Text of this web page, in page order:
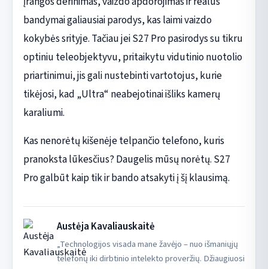
bandymai galiausiai parodys, kas laimi vaizdo
kokybės srityje. Tačiau jei S27 Pro pasirodys su tikru
optiniu teleobjektyvu, pritaikytu vidutinio nuotolio
priartinimui, jis gali nustebinti vartotojus, kurie
tikėjosi, kad „Ultra“ neabejotinai išliks kamerų
karaliumi.
Kas nenorėtų kišenėje telpančio telefono, kuris
pranoksta lūkesčius? Daugelis mūsų norėtų. S27
Pro galbūt kaip tik ir bando atsakyti į šį klausimą.
Austėja Kavaliauskaitė
„Technologijos visada mane žavėjo – nuo išmaniųjų
telefonų iki dirbtinio intelekto proveržių. Džiaugiuosi